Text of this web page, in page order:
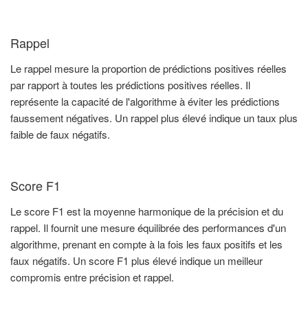
Rappel
Le rappel mesure la proportion de prédictions positives réelles
par rapport à toutes les prédictions positives réelles. Il
représente la capacité de l'algorithme à éviter les prédictions
faussement négatives. Un rappel plus élevé indique un taux plus
faible de faux négatifs.
Score F1
Le score F1 est la moyenne harmonique de la précision et du
rappel. Il fournit une mesure équilibrée des performances d'un
algorithme, prenant en compte à la fois les faux positifs et les
faux négatifs. Un score F1 plus élevé indique un meilleur
compromis entre précision et rappel.